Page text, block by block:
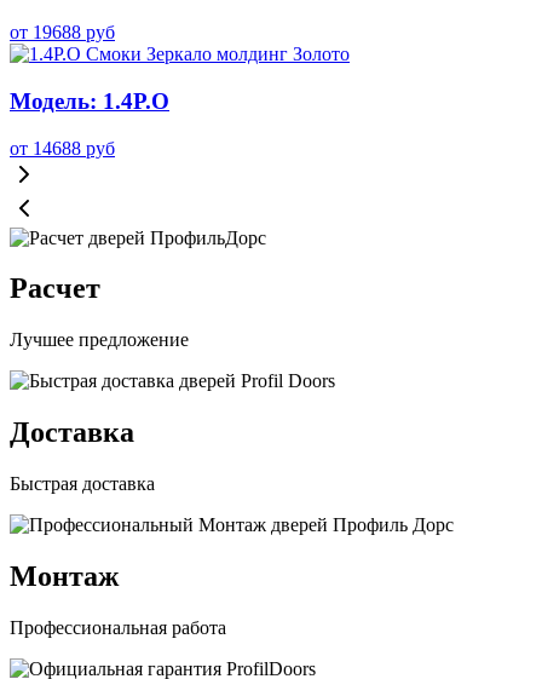
от 19688 руб
Модель: 1.4P.O
от 14688 руб
Расчет
Лучшее предложение
Доставка
Быстрая доставка
Монтаж
Профессиональная работа